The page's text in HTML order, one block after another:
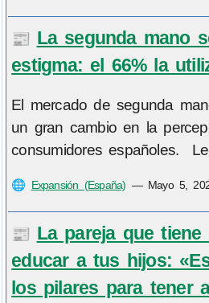
📰 La segunda mano
estigma: el 66% la
El mercado de segunda
un gran cambio en la
consumidores españoles.
🌐 Expansión (España) — Mayo 5,
📰 La pareja que
educar a tus hijos:
los pilares para tener